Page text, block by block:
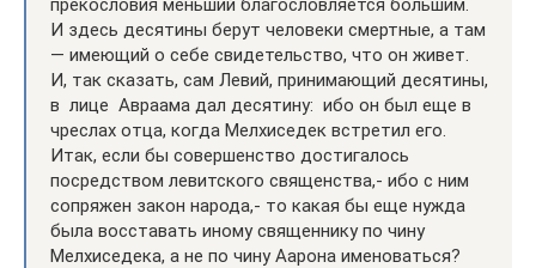
прекословия меньший благословляется большим.
И здесь десятины берут человеки смертные, а там
— имеющий о себе свидетельство, что он живет.
И, так сказать, сам Левий, принимающий десятины,
в лице Авраама дал десятину: ибо он был еще в
чреслах отца, когда Мелхиседек встретил его.
Итак, если бы совершенство достигалось
посредством левитского священства,- ибо с ним
сопряжен закон народа,- то какая бы еще нужда
была восставать иному священнику по чину
Мелхиседека, а не по чину Аарона именоваться?